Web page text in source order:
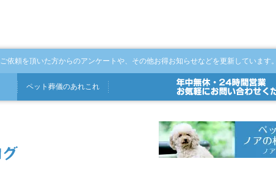
ご依頼を頂いた方からのアンケートや、その他お得お知らせなどを更新しています
ペット 葬儀のあれこれ